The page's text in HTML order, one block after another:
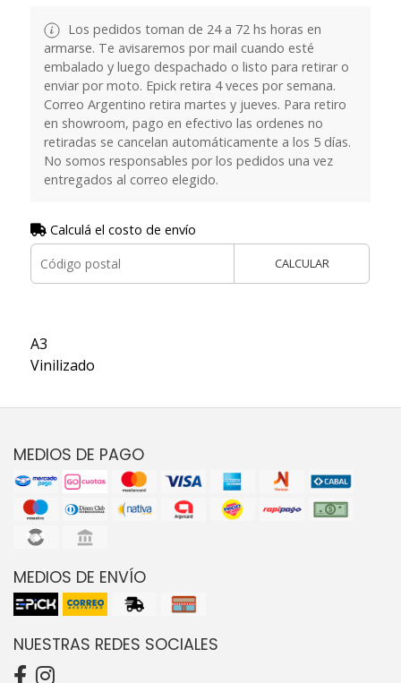
Los pedidos toman de 24 a 72 hs horas en
armarse. Te avisaremos por mail cuando esté
embalado y luego despachado o listo para retirar o
enviar por moto. Epick retira 4 veces por semana.
Correo Argentino retira martes y jueves. Para retiro
en showroom, pago en efectivo las ordenes no
retiradas se cancelan automáticamente a los 5 días.
No somos responsables por los pedidos una vez
entregados al correo elegido.
Calculá el costo de envío
CALCULAR
A3
Vinilizado
MEDIOS DE PAGO
MEDIOS DE ENVÍO
NUESTRAS REDES SOCIALES